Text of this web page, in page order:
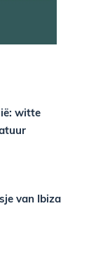
witte
van Ibiza